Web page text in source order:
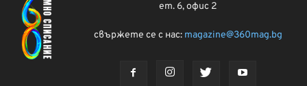
ет. 6, офис 2
свържете се с нас: magazine@360mag.bg